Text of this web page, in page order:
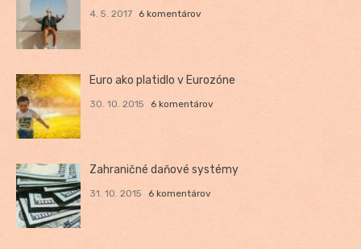
4. 5. 2017 6 komentárov
Euro ako platidlo v Eurozóne
30. 10. 2015 6 komentárov
Zahraničné daňové systémy
31. 10. 2015 6 komentárov